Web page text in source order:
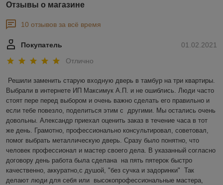
Отзывы о магазине
10 отзывов за всё время
01.02.2021
Покупатель
Отлично
Решили заменить старую входную дверь в тамбур на три квартиры.
Выбрали в интернете ИП Максимук А.П. и не ошиблись. Люди часто
стоят пере перед выбором и очень важно сделать его правильно и
если тебе повезло, поделиться этим с  другими. Мы остались очень
довольны. Александр приехал оценить заказ в течение часа в тот
же день. Грамотно, профессионально консультировал, советовал,
помог выбрать металлическую дверь. Сразу было понятно, что
человек профессионал и мастер своего дела. В указанный согласно
договору день работа была сделана  на пять пятерок быстро
качественно, аккуратно,с душой, "без сучка и задоринки"  Так
делают люди для себя или  высокопрофессиональные мастера,